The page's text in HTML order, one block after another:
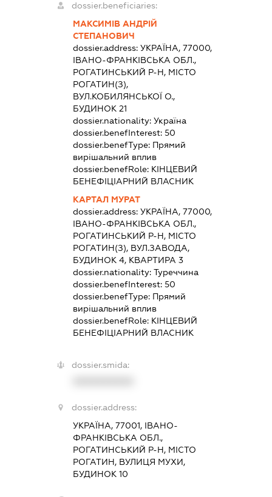
dossier.beneficiaries:
МАКСИМІВ АНДРІЙ
СТЕПАНОВИЧ
dossier.address: УКРАЇНА, 77000,
ІВАНО-ФРАНКІВСЬКА ОБЛ.,
РОГАТИНСЬКИЙ Р-Н, МІСТО
РОГАТИН(З),
ВУЛ.КОБИЛЯНСЬКОЇ О.,
БУДИНОК 21
dossier.nationality: Україна
dossier.benefInterest: 50
dossier.benefType: Прямий
вирішальний вплив
dossier.benefRole: КІНЦЕВИЙ
БЕНЕФІЦІАРНИЙ ВЛАСНИК
КАРТАЛ МУРАТ
dossier.address: УКРАЇНА, 77000,
ІВАНО-ФРАНКІВСЬКА ОБЛ.,
РОГАТИНСЬКИЙ Р-Н, МІСТО
РОГАТИН(З), ВУЛ.ЗАВОДА,
БУДИНОК 4, КВАРТИРА 3
dossier.nationality: Туреччина
dossier.benefInterest: 50
dossier.benefType: Прямий
вирішальний вплив
dossier.benefRole: КІНЦЕВИЙ
БЕНЕФІЦІАРНИЙ ВЛАСНИК
dossier.smida:
dossier.address:
УКРАЇНА, 77001, ІВАНО-
ФРАНКІВСЬКА ОБЛ.,
РОГАТИНСЬКИЙ Р-Н, МІСТО
РОГАТИН, ВУЛИЦЯ МУХИ,
БУДИНОК 10